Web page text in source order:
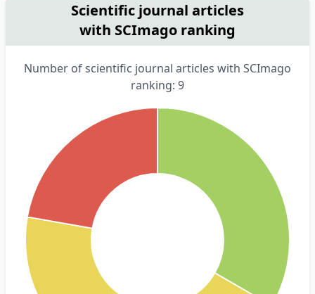
Scientific journal articles
with SCImago ranking
Number of scientific journal articles with SCImago
ranking: 9